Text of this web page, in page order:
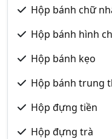
Hộp bánh chữ
Hộp bánh hình
Hộp bánh kẹo
Hộp bánh trung
Hộp đựng tiền
Hộp đựng trà